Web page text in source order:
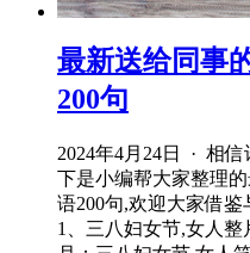
最新送给同事
200句
2024年4月24日 · 相
下是小编帮大家整理
语200句,欢迎大家借鉴
1、三八妇女节,女人